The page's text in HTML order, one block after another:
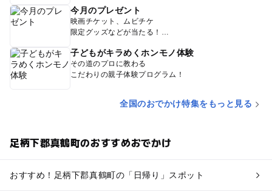
今月のプレゼント
映画チケット、ムビチケ
限定グッズなどが当たる！
子どもがキラめくホンモノ体験
その道のプロに教わる
こだわりの親子体験プログラム！
全国のおでかけ特集をもっと見る
足柄下郡真鶴町のおすすめおでかけ
おすすめ！足柄下郡真鶴町の「日帰り」スポット